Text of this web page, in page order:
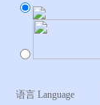
语言 Language